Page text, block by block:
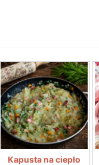
Kapusta na ciepło